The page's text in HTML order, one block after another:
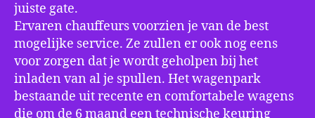
juiste gate.
Ervaren chauffeurs voorzien je van de best
mogelijke service. Ze zullen er ook nog eens
voor zorgen dat je wordt geholpen bij het
inladen van al je spullen. Het wagenpark
bestaande uit recente en comfortabele wagens
die om de 6 maand een technische keuring